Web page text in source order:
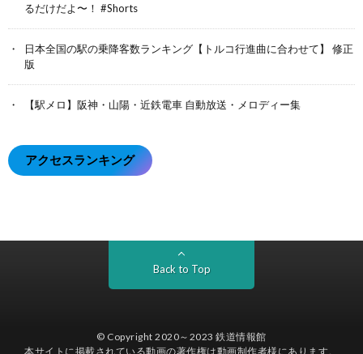
るだけだよ〜！ #Shorts
日本全国の駅の乗降客数ランキング【トルコ行進曲に合わせて】 修正
版
【駅メロ】阪神・山陽・近鉄電車 自動放送・メロディー集
アクセスランキング
Back to Top
© Copyright 2020～2023鉄道情報館
本サイトに掲載されている動画の著作権は動画制作者様にあります。